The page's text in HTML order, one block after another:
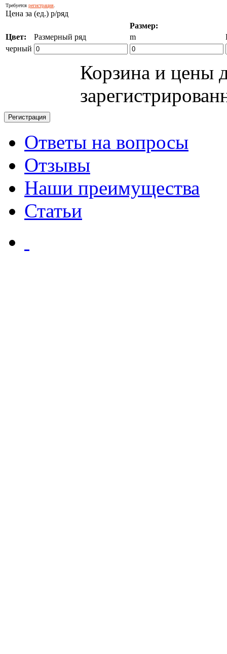
Требуется регистрация
Цена за (ед.) р/ряд
Размер:
Цвет:
Размерный ряд m
черный
Корзина и цены
Ответы на вопросы
Отзывы
Наши преимущества
Статьи